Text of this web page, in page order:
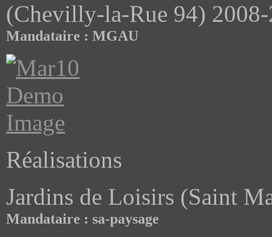
(Chevilly-la-Rue 94)
Mandataire : MGAU
Réalisations
Jardins de Loisirs (Saint
Mandataire : sa-paysage